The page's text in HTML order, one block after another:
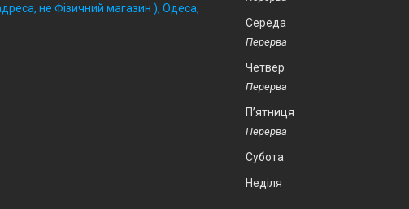
не Фізичний магазин ), Одеса,
Середа
Четвер
Пʼятниця
Субота
Неділя